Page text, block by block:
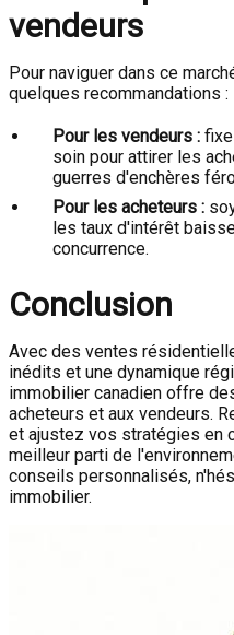
vendeurs
Pour naviguer dans ce
quelques recommandations :
Pour les vendeurs :
soin pour attirer les
guerres d'enchères
Pour les acheteurs :
les taux d'intérêt
concurrence.
Conclusion
Avec des ventes
inédits et une dynamique
immobilier canadien offre
acheteurs et aux vendeurs.
et ajustez vos stratégies en
meilleur parti de
conseils personnalisés,
immobilier.